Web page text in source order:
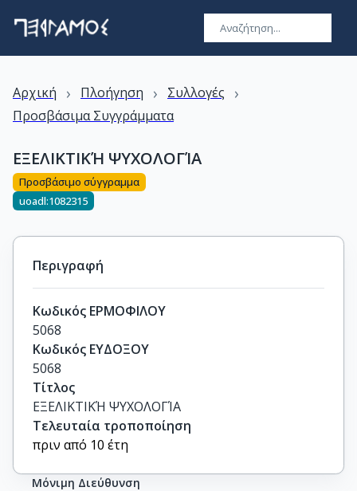
Αρχική › Πλοήγηση › Συλλογές ›
Προσβάσιμα Συγγράμματα
ΕΞΕΛΙΚΤΙΚΉ ΨΥΧΟΛΟΓΊΑ
Προσβάσιμο σύγγραμμα
uoadl:1082315
Περιγραφή
Κωδικός ΕΡΜΟΦΙΛΟΥ
5068
Κωδικός ΕΥΔΟΞΟΥ
5068
Τίτλος
ΕΞΕΛΙΚΤΙΚΉ ΨΥΧΟΛΟΓΊΑ
Τελευταία τροποποίηση
πριν από 10 έτη
Μόνιμη Διεύθυνση